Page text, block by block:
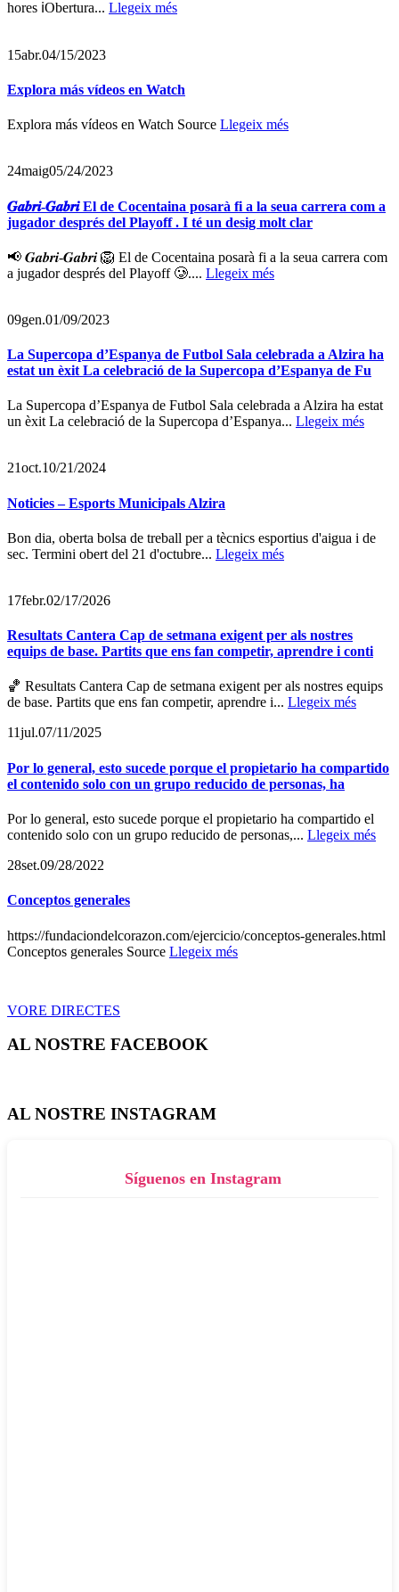
hores ℹ️Obertura... Llegeix més
15abr.04/15/2023
Explora más vídeos en Watch
Explora más vídeos en Watch Source Llegeix més
24maig05/24/2023
𝑮𝒂𝒃𝒓𝒊-𝑮𝒂𝒃𝒓𝒊 El de Cocentaina posarà fi a la seua carrera com a
jugador després del Playoff . I té un desig molt clar
📢 𝑮𝒂𝒃𝒓𝒊-𝑮𝒂𝒃𝒓𝒊 🦁 El de Cocentaina posarà fi a la seua carrera com
a jugador després del Playoff 🥲.... Llegeix més
09gen.01/09/2023
La Supercopa d’Espanya de Futbol Sala celebrada a Alzira ha
estat un èxit La celebració de la Supercopa d’Espanya de Fu
La Supercopa d’Espanya de Futbol Sala celebrada a Alzira ha estat
un èxit La celebració de la Supercopa d’Espanya... Llegeix més
21oct.10/21/2024
Noticies – Esports Municipals Alzira
Bon dia, oberta bolsa de treball per a tècnics esportius d'aigua i de
sec. Termini obert del 21 d'octubre... Llegeix més
17febr.02/17/2026
Resultats Cantera Cap de setmana exigent per als nostres
equips de base. Partits que ens fan competir, aprendre i conti
🏀 Resultats Cantera Cap de setmana exigent per als nostres equips
de base. Partits que ens fan competir, aprendre i... Llegeix més
11jul.07/11/2025
Por lo general, esto sucede porque el propietario ha compartido
el contenido solo con un grupo reducido de personas, ha
Por lo general, esto sucede porque el propietario ha compartido el
contenido solo con un grupo reducido de personas,... Llegeix més
28set.09/28/2022
Conceptos generales
https://fundaciondelcorazon.com/ejercicio/conceptos-generales.html
Conceptos generales Source Llegeix més
VORE DIRECTES
AL NOSTRE FACEBOOK
AL NOSTRE INSTAGRAM
Síguenos en Instagram